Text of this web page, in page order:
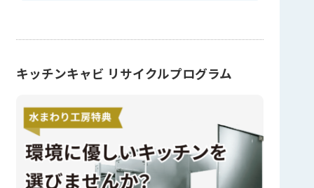
キッチンキャビ リサイクルプログラム